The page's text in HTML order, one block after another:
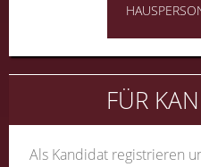
FÜR
Als Kandidat registrieren